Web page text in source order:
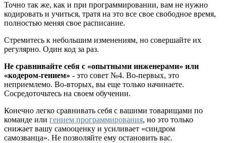
Точно так же, как и при программировании, вам не нужно
кодировать и учиться, тратя на это все свое свободное время,
полностью меняя свое расписание.
Стремитесь к небольшим изменениям, но совершайте их
регулярно. Один код за раз.
Не сравнивайте себя с «опытными инженерами» или
«кодером-гением» ‑ это совет №4. Во-первых, это
неприемлемо. Во-вторых, вы еще только начинаете.
Сосредоточьтесь на своем обучении.
Конечно легко сравнивать себя с вашими товарищами по
команде или гением программирования, но это только
снижает вашу самооценку и усиливает «синдром
самозванца». Не позволяйте ему остановить вас.